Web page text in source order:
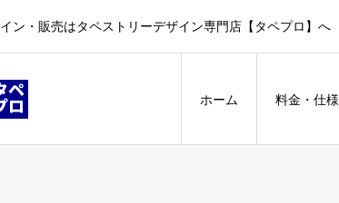
ン・販売はタペストリーデザイン専門店【タペプロ】へ
ホーム 料金・仕様